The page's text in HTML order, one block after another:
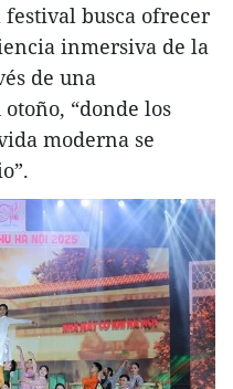
busca ofrecer
inmersiva de la
de una
“donde los
moderna se